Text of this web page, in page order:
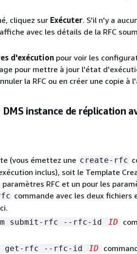
cliquez sur Exécuter. S'il n'y a
avec les détails de la RFC
d'exécution pour voir les
pour mettre à jour l'état
la RFC ou en créer une copie à
DMS instance de réplication
(vous émettez une create-rfc
inclus), soit le Template
paramètres RFC et un pour les
commande avec les deux fichiers
submit-rfc --rfc-id ID
get-rfc --rfc-id ID